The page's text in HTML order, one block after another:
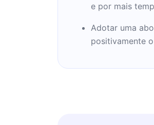
e por mais
Adotar uma
positivamente